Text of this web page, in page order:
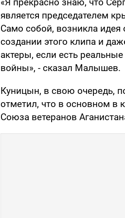
«Я прекрасно знаю, что
является председателем
Само собой, возникла идея
создании этого клипа и
актеры, если есть
войны», - сказал Малышев.
Куницын, в свою очередь,
отметил, что в основном в
Союза ветеранов